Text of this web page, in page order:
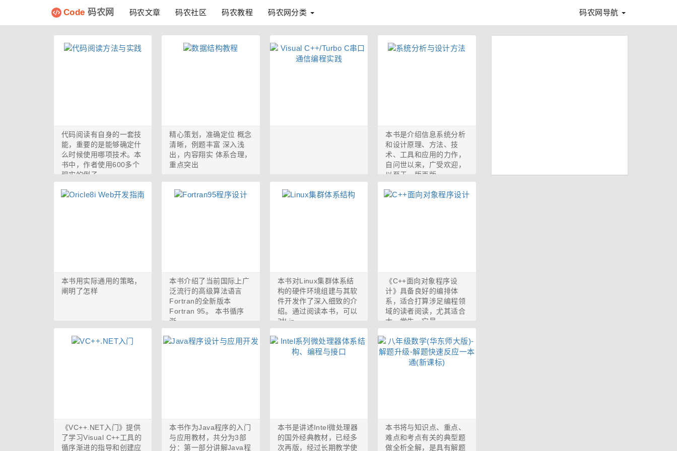
Code 码农网 码农文章 码农社区 码农教程 码农网分类 码农网导航
代码阅读有自身的一套技
能，重要的是能够确定什
么时候使用哪项技术。本
书中，作者使用600多个
现实的例子...
精心策划，准确定位 概念
清晰，例题丰富 深入浅
出，内容翔实 体系合理，
重点突出
本书是介绍信息系统分析
和设计原理、方法、技
术、工具和应用的力作，
自问世以来，广受欢迎，
以至于一版再版...
本书用实际通用的策略，
阐明了怎样
本书介绍了当前国际上广
泛流行的高级算法语言
Fortran的全新版本
Fortran 95。 本书循序
渐...
本书对Linux集群体系结
构的硬件环境组建与其软
件开发作了深入细致的介
绍。通过阅读本书，可以
对Lin...
《C++面向对象程序设
计》具备良好的编排体
系，适合打算涉足编程领
域的读者阅读，尤其适合
大一学生。它最...
《VC++.NET入门》提供
了学习Visual C++工具的
循序渐进的指导和创建应
本书作为Java程序的入门
与应用教材，共分为3部
分：第一部分讲解Java程
本书是讲述Intel微处理器
的国外经典教材，已经多
次再版，经过长期教学使
本书将与知识点、重点、
难点和考点有关的典型题
做全析全解，是具有解题